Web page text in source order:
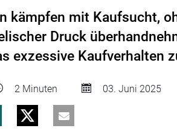
kämpfen mit Kaufsucht,
Druck
exzessive Kaufverhalten
2 Minuten 03. Juni 2025